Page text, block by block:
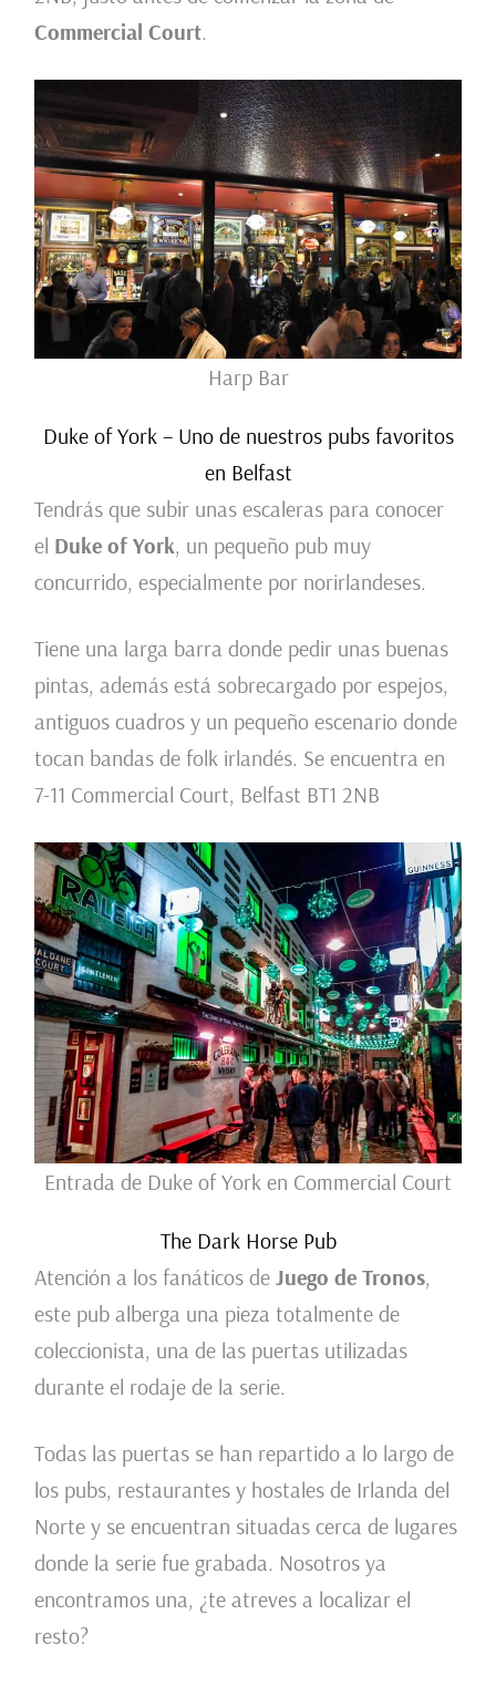
Commercial Court.
Harp Bar
Duke of York – Uno de nuestros pubs favoritos
en Belfast
Tendrás que subir unas escaleras para conocer
el Duke of York, un pequeño pub muy
concurrido, especialmente por norirlandeses.
Tiene una larga barra donde pedir unas buenas
pintas, además está sobrecargado por espejos,
antiguos cuadros y un pequeño escenario donde
tocan bandas de folk irlandés. Se encuentra en
7-11 Commercial Court, Belfast BT1 2NB
Entrada de Duke of York en Commercial Court
The Dark Horse Pub
Atención a los fanáticos de Juego de Tronos,
este pub alberga una pieza totalmente de
coleccionista, una de las puertas utilizadas
durante el rodaje de la serie.
Todas las puertas se han repartido a lo largo de
los pubs, restaurantes y hostales de Irlanda del
Norte y se encuentran situadas cerca de lugares
donde la serie fue grabada. Nosotros ya
encontramos una, ¿te atreves a localizar el
resto?